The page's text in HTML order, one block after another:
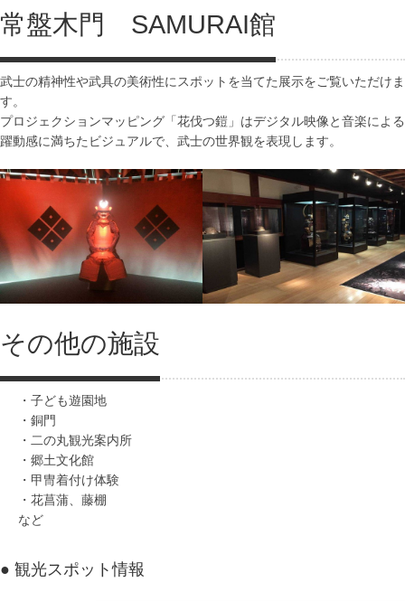
常盤木門 SAMURAI館
武士の精神性や武具の美術性にスポットを当てた展示をご覧いただけま
す。
プロジェクションマッピング「花伐つ鎧」はデジタル映像と音楽による
躍動感に満ちたビジュアルで、武士の世界観を表現します。
その他の施設
・子ども遊園地
・銅門
・二の丸観光案内所
・郷土文化館
・甲冑着付け体験
・花菖蒲、藤棚
など
● 観光スポット情報